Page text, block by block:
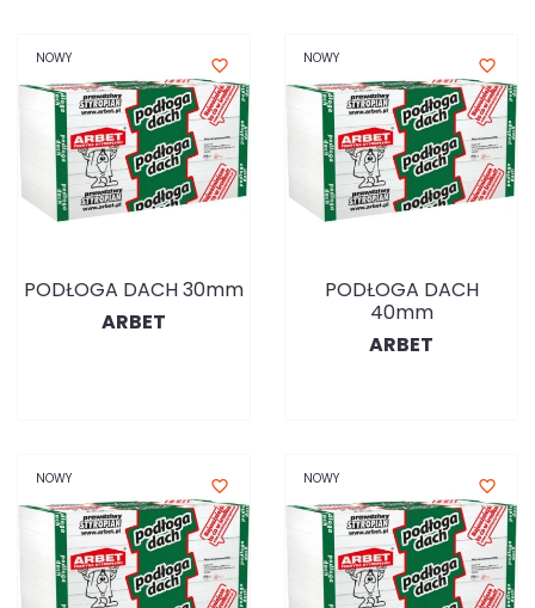
NOWY favorite_border
PODŁOGA DACH 30mm
ARBET
NOWY favorite_border
PODŁOGA DACH
40mm
ARBET
NOWY favorite_border NOWY favorite_border